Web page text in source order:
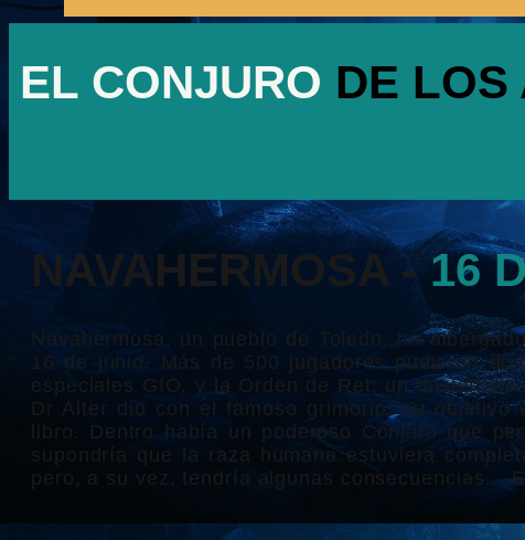
EL CONJURO DE LOS
NAVAHERMOSA -16
Navahermosa, un pueblo de Toledo, ha
16 de junio. Más de 500 jugadores pudieron
especiales GIO, y la Orden de Ret, un
Dr Alter dio con el famoso grimorio, su
libro. Dentro había un poderoso Conjuro que
supondría que la raza humana estuviera
pero, a su vez, tendría algunas consecuencias…